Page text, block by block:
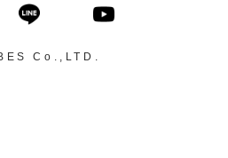
Co.,LTD.